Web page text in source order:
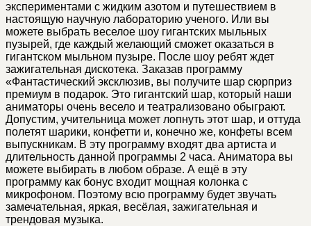
экспериментами с жидким азотом и путешествием в
настоящую научную лабораторию ученого. Или вы
можете выбрать веселое шоу гигантских мыльных
пузырей, где каждый желающий сможет оказаться в
гигантском мыльном пузыре. После шоу ребят ждет
зажигательная дискотека. Заказав программу
«Фантастический эксклюзив, вы получите шар сюрприз
премиум в подарок. Это гигантский шар, который наши
аниматоры очень весело и театрализовано обыграют.
Допустим, учительница может лопнуть этот шар, и оттуда
полетят шарики, конфетти и, конечно же, конфеты всем
выпускникам. В эту программу входят два артиста и
длительность данной программы 2 часа. Аниматора вы
можете выбирать в любом образе. А ещё в эту
программу как бонус входит мощная колонка с
микрофоном. Поэтому всю программу будет звучать
замечательная, яркая, весёлая, зажигательная и
трендовая музыка.